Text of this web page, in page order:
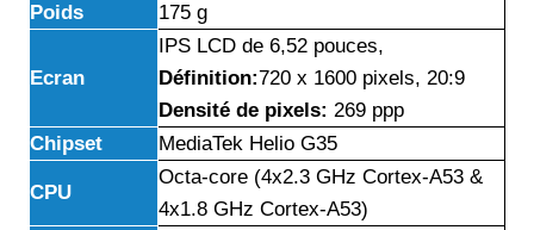
Poids
175 g
Ecran
IPS LCD de 6,52 pouces,
Définition:720 x 1600 pixels, 20:9
Densité de pixels: 269 ppp
Chipset
MediaTek Helio G35
CPU
Octa-core (4x2.3 GHz Cortex-A53 &
4x1.8 GHz Cortex-A53)